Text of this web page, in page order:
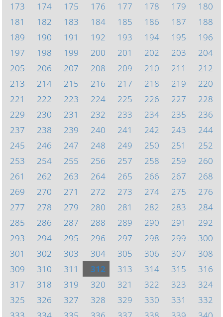
173
174 175 176 177 178 179
180
181
182 183 184 185 186 187
188
189
190 191 192 193 194 195
196
197
198 199 200 201 202 203
204
205
206 207 208 209 210 211
212
213
214 215 216 217 218 219
220
221
222 223 224 225 226 227
228
229
230 231 232 233 234 235
236
237
238 239 240 241 242 243
244
245
246 247 248 249 250 251
252
253
254 255 256 257 258 259
260
261
262 263 264 265 266 267
268
269
270 271 272 273 274 275
276
277
278 279 280 281 282 283
284
285
286 287 288 289 290 291
292
293
294 295 296 297 298 299
300
301
302 303 304 305 306 307
308
309
310 311 312 313 314 315
316
317
318 319 320 321 322 323
324
325
326 327 328 329 330 331
332